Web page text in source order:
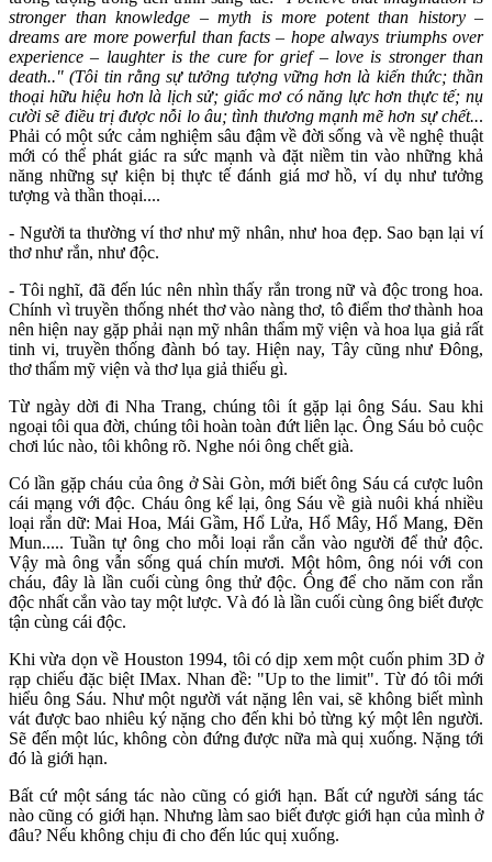
stronger than knowledge – myth is more potent than history –
dreams are more powerful than facts – hope always triumphs over
experience – laughter is the cure for grief – love is stronger than
death.." (Tôi tin rằng sự tưởng tượng vững hơn là kiến thức; thần
thoại hữu hiệu hơn là lịch sử; giấc mơ có năng lực hơn thực tế; nụ
cười sẽ điều trị được nỗi lo âu; tình thương mạnh mẽ hơn sự chết...
Phải có một sức cảm nghiệm sâu đậm về đời sống và về nghệ thuật
mới có thể phát giác ra sức mạnh và đặt niềm tin vào những khả
năng những sự kiện bị thực tế đánh giá mơ hồ, ví dụ như tưởng
tượng và thần thoại....
- Người ta thường ví thơ như mỹ nhân, như hoa đẹp. Sao bạn lại ví
thơ như rắn, như độc.
- Tôi nghĩ, đã đến lúc nên nhìn thấy rắn trong nữ và độc trong hoa.
Chính vì truyền thống nhét thơ vào nàng thơ, tô điểm thơ thành hoa
nên hiện nay gặp phải nạn mỹ nhân thẩm mỹ viện và hoa lụa giả rất
tinh vi, truyền thống đành bó tay. Hiện nay, Tây cũng như Đông,
thơ thẩm mỹ viện và thơ lụa giả thiếu gì.
Từ ngày dời đi Nha Trang, chúng tôi ít gặp lại ông Sáu. Sau khi
ngoại tôi qua đời, chúng tôi hoàn toàn đứt liên lạc. Ông Sáu bỏ cuộc
chơi lúc nào, tôi không rõ. Nghe nói ông chết già.
Có lần gặp cháu của ông ở Sài Gòn, mới biết ông Sáu cá cược luôn
cái mạng với độc. Cháu ông kể lại, ông Sáu về già nuôi khá nhiều
loại rắn dữ: Mai Hoa, Mái Gầm, Hổ Lửa, Hổ Mây, Hổ Mang, Đẽn
Mun..... Tuần tự ông cho mỗi loại rắn cắn vào người để thử độc.
Vậy mà ông vẫn sống quá chín mươi. Một hôm, ông nói với con
cháu, đây là lần cuối cùng ông thử độc. Ông để cho năm con rắn
độc nhất cắn vào tay một lược. Và đó là lần cuối cùng ông biết được
tận cùng cái độc.
Khi vừa dọn về Houston 1994, tôi có dịp xem một cuốn phim 3D ở
rạp chiếu đặc biệt IMax. Nhan đề: "Up to the limit". Từ đó tôi mới
hiểu ông Sáu. Như một người vát nặng lên vai, sẽ không biết mình
vát được bao nhiêu ký nặng cho đến khi bỏ từng ký một lên người.
Sẽ đến một lúc, không còn đứng được nữa mà quị xuống. Nặng tới
đó là giới hạn.
Bất cứ một sáng tác nào cũng có giới hạn. Bất cứ người sáng tác
nào cũng có giới hạn. Nhưng làm sao biết được giới hạn của mình ở
đâu? Nếu không chịu đi cho đến lúc quị xuống.